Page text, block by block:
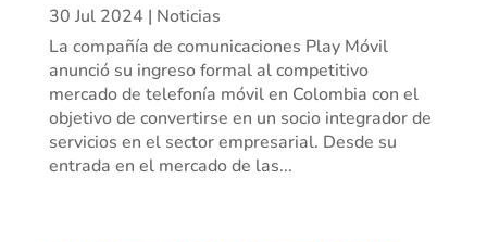
30 Jul 2024 | Noticias
La compañía de comunicaciones Play Móvil
anunció su ingreso formal al competitivo
mercado de telefonía móvil en Colombia con el
objetivo de convertirse en un socio integrador de
servicios en el sector empresarial. Desde su
entrada en el mercado de las...